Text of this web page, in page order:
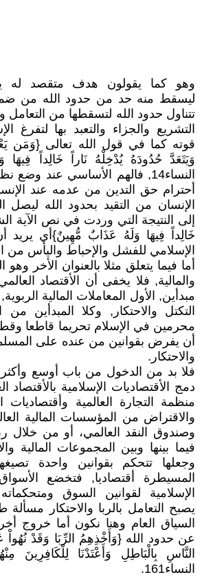
وهو كما يقولون هدف متقصد له
ليسقط منه حد من حدود الله من
تتناول حدود الله لتسقطها من التعامل
التشريع والجزاء والتعبد بها لتفرغ
قوته كما في قول الله تعالى {وَمَن
وَيَتَعَدَّ حُدُودَهُ يُدْخِلْهُ نَاراً خَالِداً
النساء14, فالهم الأساسي عند وضع
أحترام حق التدين من عدمه عند
الإنسان من التقيد بحدود الله ليصل
إلى النتيجة التي وردت في نص الآية
خَالِداً فِيهَا وَلَهُ عَذَابٌ مُّهِينٌ}أي يريد
الإسلامي للفشل والإحباط واليأس من
أما فيما يتعلق مثلا بالعنوان الأخر وهو
والمالية, فلا يخفى أن الأقتصاد
مبدأين, الأول المعاملات المالية
التكتل والاحتكار, وكلا المبدأين من
محرمين في الإسلام تحريما قاطعا
أن يفرض بقوانين من عنده على
والاحتكار.
فلا بد من الدخول من باب أوسع
دمج الأقتصاديات الإسلامية
منظمة التجارة العالمية
والاقتراض من المؤسسات المالية
وصندوق النقد العالمي، أو من خلال
فيما بينها وبين المجموعات المالية
وجعلها تتحكم بقوانين واحدة
المسيطرة أقتصاديا, فتخضع
الإسلامية لقوانين السوق ومتحكماته
يصبح التعامل بالربا والاحتكار
السياق العام وهنا نكون أما خروج
عن حدود الله {وَأَخْذِهِمُ الرِّبَا وَقَدْ نُهُواْ
النَّاسِ بِالْبَاطِلِ وَأَعْتَدْنَا لِلْكَافِرِينَ
النساء161.